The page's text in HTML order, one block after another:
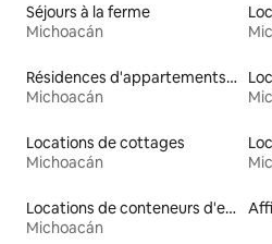
Séjours à la ferme
Michoacán
Résidences d'appartements en location
Michoacán
Locations de cottages
Michoacán
Locations de conteneurs d'expédition
Michoacán